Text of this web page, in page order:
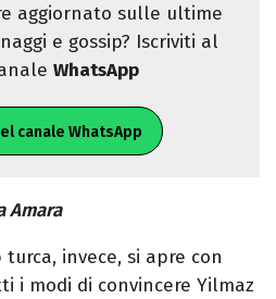
aggiornato sulle ultime
e gossip? Iscriviti al
WhatsApp
canale WhatsApp
Amara
invece, si apre con
i modi di convincere Yilmaz